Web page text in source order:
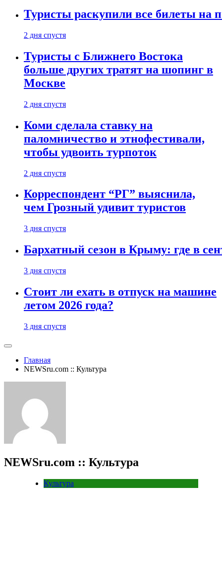
Туристы раскупили все билеты на
2 дня спустя
Туристы с Ближнего Востока
больше других тратят на шопинг в
Москве
2 дня спустя
Коми сделала ставку на
паломничество и этнофестивали,
чтобы удвоить турпоток
2 дня спустя
Корреспондент “РГ” выяснила,
чем Грозный удивит туристов
3 дня спустя
Бархатный сезон в Крыму: где в
3 дня спустя
Стоит ли ехать в отпуск на машине
летом 2026 года?
3 дня спустя
Главная
NEWSru.com :: Культура
NEWSru.com :: Культура
Культура